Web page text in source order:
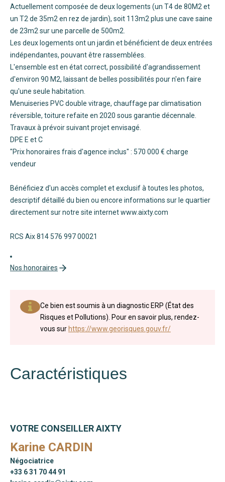
Actuellement composée de deux logements (un T4 de 80M2 et
un T2 de 35m2 en rez de jardin), soit 113m2 plus une cave saine
de 23m2 sur une parcelle de 500m2.
Les deux logements ont un jardin et bénéficient de deux entrées
indépendantes, pouvant être rassemblées.
L'ensemble est en état correct, possibilité d'agrandissement
d'environ 90 M2, laissant de belles possibilités pour n'en faire
qu'une seule habitation.
Menuiseries PVC double vitrage, chauffage par climatisation
réversible, toiture refaite en 2020 sous garantie décennale.
Travaux à prévoir suivant projet envisagé.
DPE E et C
"Prix honoraires frais d'agence inclus" : 570 000 € charge
vendeur
Bénéficiez d'un accès complet et exclusif à toutes les photos,
descriptif détaillé du bien ou encore informations sur le quartier
directement sur notre site internet www.aixty.com
RCS Aix 814 576 997 00021
Nos honoraires
Ce bien est soumis à un diagnostic ERP (État des
Risques et Pollutions). Pour en savoir plus, rendez-
vous surhttps://www.georisques.gouv.fr/
Caractéristiques
VOTRE CONSEILLER AIXTY
Karine CARDIN
Négociatrice
+33 6 31 70 44 91